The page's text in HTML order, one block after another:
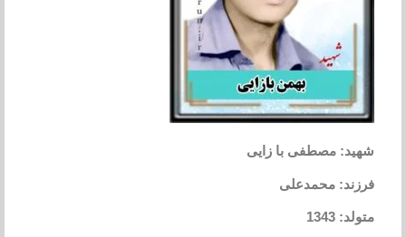
شهید: مصطفی با زایی
فرزند: محمدعلی
متولد: 1343